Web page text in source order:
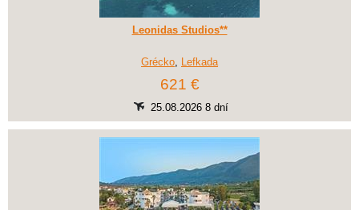
Leonidas Studios**
Grécko Lefkada
621 €
25.08.2026 8 dní